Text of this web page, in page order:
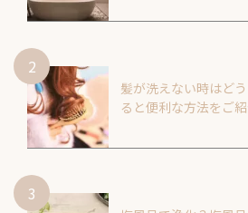
髪が洗えない時はど
ると便利な方法をご